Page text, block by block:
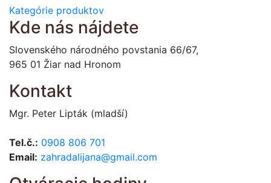
Kategórie produktov
Kde nás nájdete
Slovenského národného povstania 66/67,
965 01 Žiar nad Hronom
Kontakt
Mgr. Peter Lipták (mladší)
Tel.č.: 0908 806 701
Email: zahradalijana@gmail.com